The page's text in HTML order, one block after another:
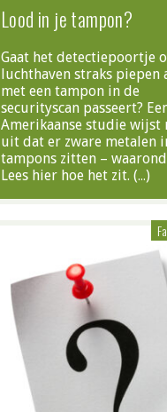
Lood in je tampon?
Gaat het detectiepoortje
luchthaven straks piepen
met een tampon in de
securityscan passeert?
Amerikaanse studie wijst
uit dat er zware metalen
tampons zitten –
Lees hier hoe het zit. (…)